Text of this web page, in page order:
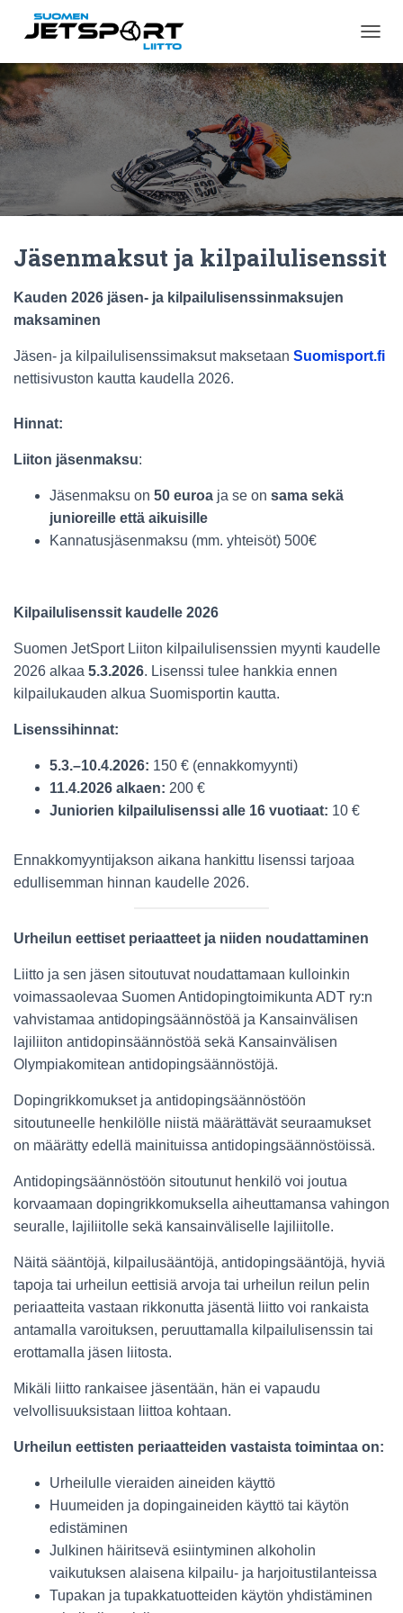
A
V
I
G
I
P
Ä
L
O
Jäsenmaksut ja kilpailulisenssit
Kauden 2026 jäsen- ja kilpailulisenssinmaksujen
maksaminen
Jäsen- ja kilpailulisenssimaksut maksetaan Suomisport.fi
nettisivuston kautta kaudella 2026.
Hinnat:
Liiton jäsenmaksu:
Jäsenmaksu on 50 euroa ja se on sama sekä
junioreille että aikuisille
Kannatusjäsenmaksu (mm. yhteisöt) 500€
Kilpailulisenssit kaudelle 2026
Suomen JetSport Liiton kilpailulisenssien myynti kaudelle
2026 alkaa 5.3.2026. Lisenssi tulee hankkia ennen
kilpailukauden alkua Suomisportin kautta.
Lisenssihinnat:
5.3.–10.4.2026: 150 € (ennakkomyynti)
11.4.2026 alkaen: 200 €
Juniorien kilpailulisenssi alle 16 vuotiaat: 10 €
Ennakkomyyntijakson aikana hankittu lisenssi tarjoaa
edullisemman hinnan kaudelle 2026.
Urheilun eettiset periaatteet ja niiden noudattaminen
Liitto ja sen jäsen sitoutuvat noudattamaan kulloinkin
voimassaolevaa Suomen Antidopingtoimikunta ADT ry:n
vahvistamaa antidopingsäännöstöä ja Kansainvälisen
lajiliiton antidopinsäännöstöä sekä Kansainvälisen
Olympiakomitean antidopingsäännöstöjä.
Dopingrikkomukset ja antidopingsäännöstöön
sitoutuneelle henkilölle niistä määrättävät seuraamukset
on määrätty edellä mainituissa antidopingsäännöstöissä.
Antidopingsäännöstöön sitoutunut henkilö voi joutua
korvaamaan dopingrikkomuksella aiheuttamansa vahingon
seuralle, lajiliitolle sekä kansainväliselle lajiliitolle.
Näitä sääntöjä, kilpailusääntöjä, antidopingsääntöjä, hyviä
tapoja tai urheilun eettisiä arvoja tai urheilun reilun pelin
periaatteita vastaan rikkonutta jäsentä liitto voi rankaista
antamalla varoituksen, peruuttamalla kilpailulisenssin tai
erottamalla jäsen liitosta.
Mikäli liitto rankaisee jäsentään, hän ei vapaudu
velvollisuuksistaan liittoa kohtaan.
Urheilun eettisten periaatteiden vastaista toimintaa on:
Urheilulle vieraiden aineiden käyttö
Huumeiden ja dopingaineiden käyttö tai käytön
edistäminen
Julkinen häiritsevä esiintyminen alkoholin
vaikutuksen alaisena kilpailu- ja harjoitustilanteissa
Tupakan ja tupakkatuotteiden käytön yhdistäminen